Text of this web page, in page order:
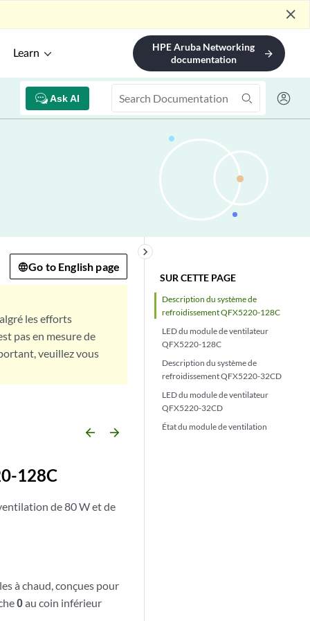
close
Learn
HPE Aruba Networking
documentation
arrow_forward
Ask AI
SUR CETTE PAGE
Description du système de
refroidissement QFX5220-128C
LED du module de ventilateur
QFX5220-128C
Description du système de
refroidissement QFX5220-32CD
LED du module de ventilateur
QFX5220-32CD
État du module de ventilation
keyboard_arrow_right
Go to English page
les efforts
pas en mesure de
veuillez vous
arrow_backward arrow_forward
128C
de 80 W et de
à chaud, conçues pour
0au coin inférieur